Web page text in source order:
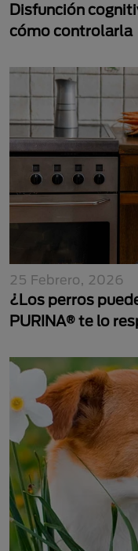
Disfunción
cómo controlarla
25 Febrero, 2026
¿Los perros
PURINA® te lo